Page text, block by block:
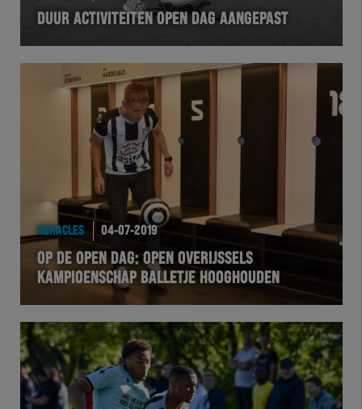
HERTEL
Heracles
BusinessClub
Herakids
Team Zwart Wit
DUUR ACTIVITEITEN OPEN DAG AANGEPAST
HERACLES 04-07-2019
OP DE OPEN DAG: OPEN OVERIJSSELS
KAMPIOENSCHAP BALLETJE HOOGHOUDEN